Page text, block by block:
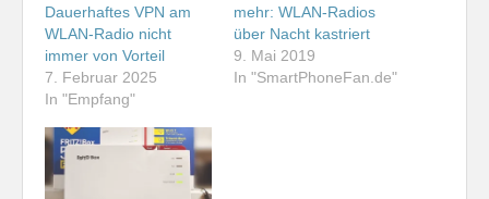
Dauerhaftes VPN am
WLAN-Radio nicht
immer von Vorteil
7. Februar 2025
In "Empfang"
mehr: WLAN-Radios
über Nacht kastriert
9. Mai 2019
In "SmartPhoneFan.de"